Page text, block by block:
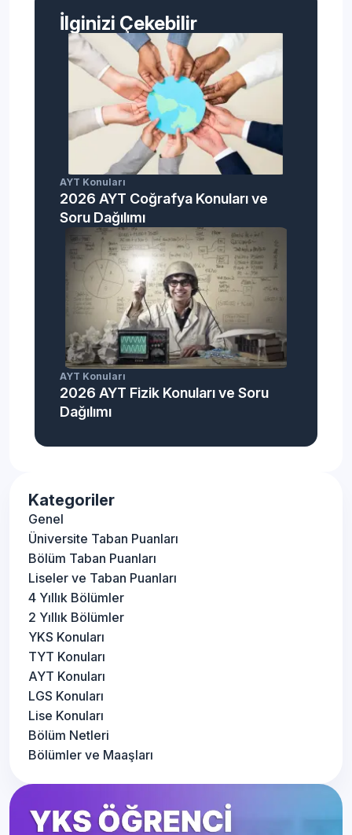
İlginizi Çekebilir
AYT Konuları
2026 AYT Coğrafya Konuları ve
Soru Dağılımı
AYT Konuları
2026 AYT Fizik Konuları ve Soru
Dağılımı
Kategoriler
Genel
Üniversite Taban Puanları
Bölüm Taban Puanları
Liseler ve Taban Puanları
4 Yıllık Bölümler
2 Yıllık Bölümler
YKS Konuları
TYT Konuları
AYT Konuları
LGS Konuları
Lise Konuları
Bölüm Netleri
Bölümler ve Maaşları